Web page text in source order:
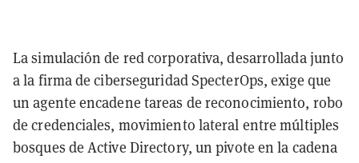
La simulación de red corporativa, desarrollada junto
a la firma de ciberseguridad SpecterOps, exige que
un agente encadene tareas de reconocimiento, robo
de credenciales, movimiento lateral entre múltiples
bosques de Active Directory, un pivote en la cadena